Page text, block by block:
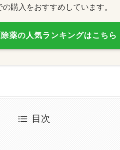
の購入をおすすめしています。
薬の人気ランキングはこちら
目次